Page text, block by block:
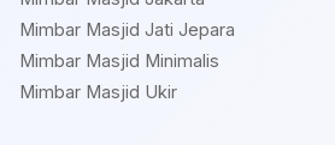
Mimbar Masjid Jati Jepara
Mimbar Masjid Minimalis
Mimbar Masjid Ukir